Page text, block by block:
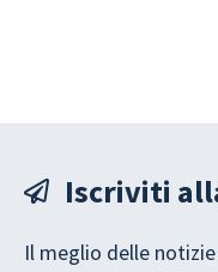
Iscriviti
Il meglio delle